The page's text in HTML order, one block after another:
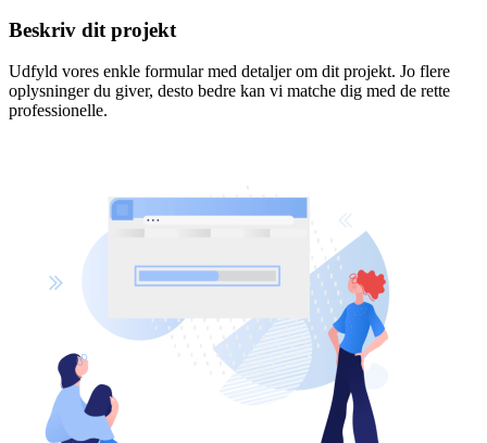
Beskriv dit projekt
Udfyld vores enkle formular med detaljer om dit projekt. Jo flere
oplysninger du giver, desto bedre kan vi matche dig med de rette
professionelle.